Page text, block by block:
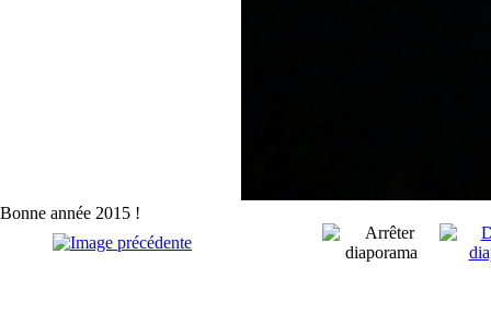
Bonne année 2015 !